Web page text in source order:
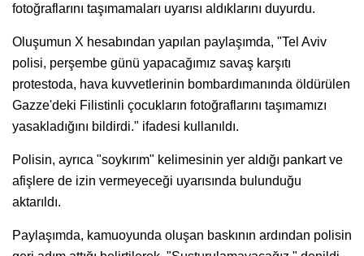
fotoğraflarını taşımamaları uyarısı aldıklarını duyurdu.
Oluşumun X hesabından yapılan paylaşımda, "Tel Aviv
polisi, perşembe günü yapacağımız savaş karşıtı
protestoda, hava kuvvetlerinin bombardımanında öldürülen
Gazze'deki Filistinli çocukların fotoğraflarını taşımamızı
yasakladığını bildirdi." ifadesi kullanıldı.
Polisin, ayrıca "soykırım" kelimesinin yer aldığı pankart ve
afişlere de izin vermeyeceği uyarısında bulunduğu
aktarıldı.
Paylaşımda, kamuoyunda oluşan baskının ardından polisin